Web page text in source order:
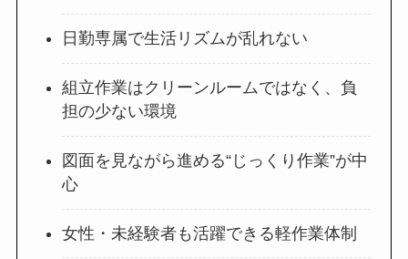
日勤専属で生活リズムが乱れない
組立作業はクリーンルームではなく、負
担の少ない環境
図面を見ながら進める“じっくり作業”が中
心
女性・未経験者も活躍できる軽作業体制